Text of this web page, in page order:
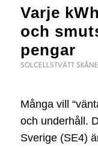
Varje
och
pengar
SOLCELLSTVÄTT SKÅNE
Många vill
och underhåll.
Sverige (SE4)